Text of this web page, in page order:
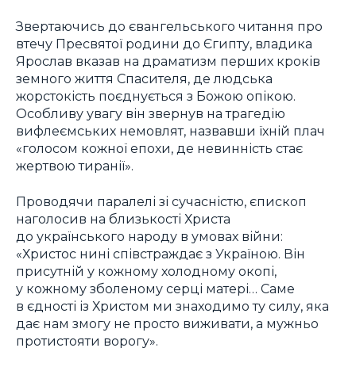
Звертаючись до євангельського читання про
втечу Пресвятої родини до Єгипту, владика
Ярослав вказав на драматизм перших кроків
земного життя Спасителя, де людська
жорстокість поєднується з Божою опікою.
Особливу увагу він звернув на трагедію
вифлеємських немовлят, назвавши їхній плач
«голосом кожної епохи, де невинність стає
жертвою тиранії».
Проводячи паралелі зі сучасністю, єпископ
наголосив на близькості Христа
до українського народу в умовах війни:
«Христос нині співстраждає з Україною. Він
присутній у кожному холодному окопі,
у кожному зболеному серці матері… Саме
в єдності із Христом ми знаходимо ту силу, яка
дає нам змогу не просто виживати, а мужньо
протистояти ворогу».